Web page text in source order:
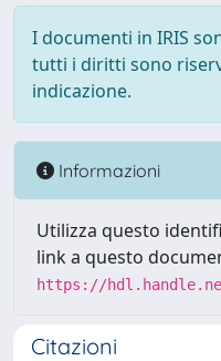
I documenti in IRIS
tutti i diritti sono
indicazione.
Informazioni
Utilizza questo
link a questo
https://
Citazioni